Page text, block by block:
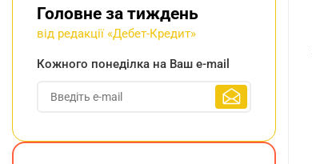
Головне за тиждень
від редакції «Дебет-Кредит»
Кожного понеділка на Ваш e-mail